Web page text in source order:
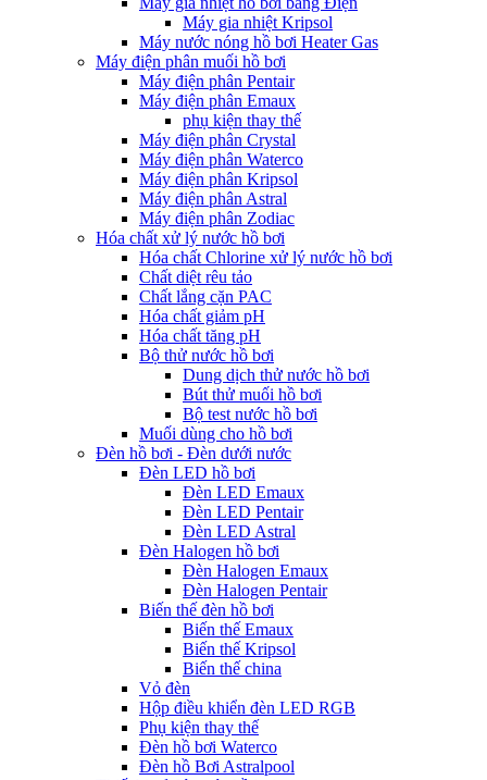
Máy gia nhiệt Kripsol
Máy nước nóng hồ bơi Heater Gas
Máy điện phân muối hồ bơi
Máy điện phân Pentair
Máy điện phân Emaux
phụ kiện thay thế
Máy điện phân Crystal
Máy điện phân Waterco
Máy điện phân Kripsol
Máy điện phân Astral
Máy điện phân Zodiac
Hóa chất xử lý nước hồ bơi
Hóa chất Chlorine xử lý nước hồ bơi
Chất diệt rêu tảo
Chất lắng cặn PAC
Hóa chất giảm pH
Hóa chất tăng pH
Bộ thử nước hồ bơi
Dung dịch thử nước hồ bơi
Bút thử muối hồ bơi
Bộ test nước hồ bơi
Muối dùng cho hồ bơi
Đèn hồ bơi - Đèn dưới nước
Đèn LED hồ bơi
Đèn LED Emaux
Đèn LED Pentair
Đèn LED Astral
Đèn Halogen hồ bơi
Đèn Halogen Emaux
Đèn Halogen Pentair
Biến thế đèn hồ bơi
Biến thế Emaux
Biến thế Kripsol
Biến thế china
Vỏ đèn
Hộp điều khiển đèn LED RGB
Phụ kiện thay thế
Đèn hồ bơi Waterco
Đèn hồ Bơi Astralpool